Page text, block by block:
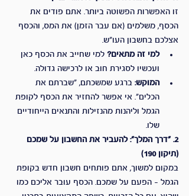
זו האפשרות הפשוטה ביותר. אתם פודים את
הכסף, משלמים (אם עבר הזמן) את המס, והכסף
אצלכם בחשבון העו"ש.
למי זה מתאים? למי שחייב את הכסף כאן
ועכשיו לסגירת חוב או לרכישה גדולה.
המוקש: ברגע שמשכתם, "שברתם את
הכלים". אי אפשר להחזיר את הכסף לקופת
הגמל וליהנות מהנזילות והתנאים הייחודיים
שלו.
2. "דרך המלך": להעביר את החשבון על שמכם
(תיקון 190)
במקום למשוך, אתם פותחים חשבון חדש בקופת
הגמל – הפעם על שמכם. הכסף עובר אליכם כמו